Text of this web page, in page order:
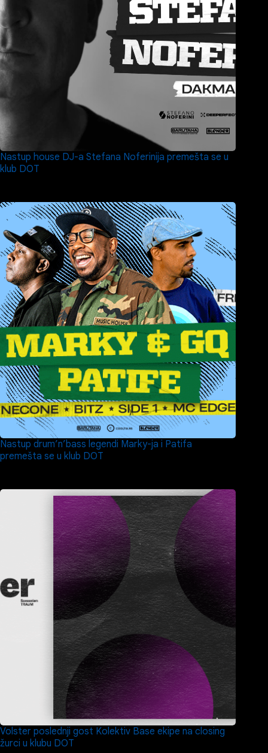
Nastup house DJ-a Stefana Noferinija premešta se u
klub DOT
Nastup drum’n’bass legendi Marky-ja i Patifa
premešta se u klub DOT
Volster poslednji gost Kolektiv Base ekipe na closing
žurci u klubu DOT